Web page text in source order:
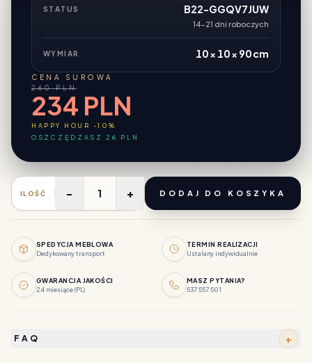
STATUS B22-GGQV7JUW
14-21 dni roboczych
WYMIAR 10 × 10 × 90 cm
CENA SUROWA
260 PLN
234 PLN
HAPPY HOUR -10%
OSZCZĘDZASZ 26 PLN
ILOŚĆ - + DODAJ DO KOSZYKA
SPEDYCJA MEBLOWA
Dedykowany transport
TERMIN REALIZACJI
Ustalany indywidualnie
GWARANCJA JAKOŚCI
24 miesiące (PL)
MASZ PYTANIA?
537 557 501
FAQ +